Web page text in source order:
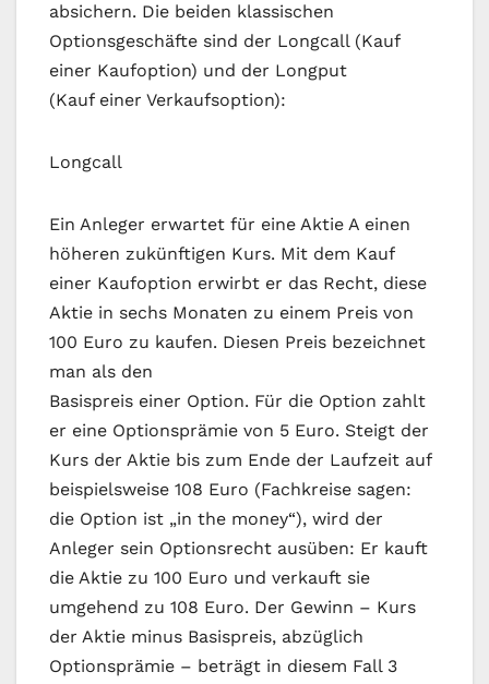
absichern. Die beiden klassischen
Optionsgeschäfte sind der Longcall (Kauf
einer Kaufoption) und der Longput
(Kauf einer Verkaufsoption):
Longcall
Ein Anleger erwartet für eine Aktie A einen
höheren zukünftigen Kurs. Mit dem Kauf
einer Kaufoption erwirbt er das Recht, diese
Aktie in sechs Monaten zu einem Preis von
100 Euro zu kaufen. Diesen Preis bezeichnet
man als den
Basispreis einer Option. Für die Option zahlt
er eine Optionsprämie von 5 Euro. Steigt der
Kurs der Aktie bis zum Ende der Laufzeit auf
beispielsweise 108 Euro (Fachkreise sagen:
die Option ist „in the money“), wird der
Anleger sein Optionsrecht ausüben: Er kauft
die Aktie zu 100 Euro und verkauft sie
umgehend zu 108 Euro. Der Gewinn – Kurs
der Aktie minus Basispreis, abzüglich
Optionsprämie – beträgt in diesem Fall 3